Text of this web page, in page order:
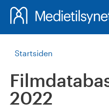
Startsiden
2022